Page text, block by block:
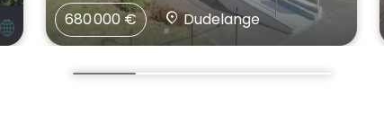
680 000 €
Dudelange